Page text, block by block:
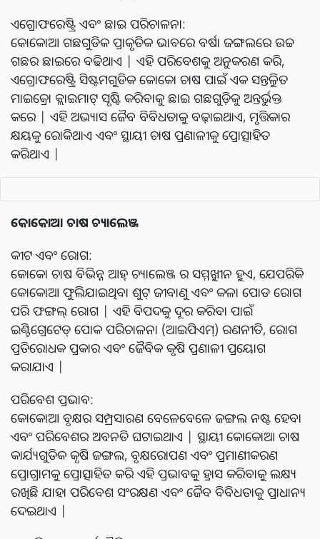
ଏଗ୍ରୋଫରେଷ୍ଟ୍ରି ଏବଂ ଛାଇ ପରିଚାଳନା:
କୋକୋଆ ଗଛଗୁଡିକ ପ୍ରାକୃତିକ ଭାବରେ ବର୍ଷା ଜଙ୍ଗଲରେ ଉଚ୍ଚ
ଗଛର ଛାଇରେ ବଢିଥାଏ | ଏହି ପରିବେଶକୁ ଅନୁକରଣ କରି,
ଏଗ୍ରୋଫରେଷ୍ଟ୍ରି ସିଷ୍ଟମଗୁଡିକ କୋକୋ ଚାଷ ପାଇଁ ଏକ ସନ୍ତୁଳିତ
ମାଇକ୍ରୋ କ୍ଲାଇମାଟ୍ ସୃଷ୍ଟି କରିବାକୁ ଛାଇ ଗଛଗୁଡ଼ିକୁ ଅନ୍ତର୍ଭୁକ୍ତ
କରେ | ଏହି ଅଭ୍ୟାସ ଜୈବ ବିବିଧତାକୁ ବଢ଼ାଇଥାଏ, ମୃତ୍ତିକାର
କ୍ଷୟକୁ ରୋକିଥାଏ ଏବଂ ସ୍ଥାୟୀ ଚାଷ ପ୍ରଣାଳୀକୁ ପ୍ରୋତ୍ସାହିତ
କରିଥାଏ |
କୋକୋଆ ଚାଷ ଚ୍ୟାଲେଞ୍ଜ
କୀଟ ଏବଂ ରୋଗ:
କୋକୋ ଚାଷ ବିଭିନ୍ନ ଆହ୍ ଚ୍ୟାଲେଞ୍ଜ ର ସମ୍ମୁଖୀନ ହୁଏ, ଯେପରିକି
କୋକୋଆ ଫୁଲିଯାଇଥିବା ଶୁଟ୍ ଜୀବାଣୁ ଏବଂ କଳା ପୋଡ ରୋଗ
ପରି ଫଙ୍ଗଲ୍ ରୋଗ | ଏହି ବିପଦକୁ ଦୂର କରିବା ପାଇଁ
ଇଣ୍ଟିଗ୍ରେଟେଡ୍ ପୋକ ପରିଚାଳନା (ଆଇପିଏମ୍) ରଣନୀତି, ରୋଗ
ପ୍ରତିରୋଧକ ପ୍ରକାର ଏବଂ ଜୈବିକ କୃଷି ପ୍ରଣାଳୀ ପ୍ରୟୋଗ
କରାଯାଏ |
ପରିବେଶ ପ୍ରଭାବ:
କୋକୋଆ ବୃକ୍ଷର ସମ୍ପ୍ରସାରଣ ବେଳେବେଳେ ଜଙ୍ଗଲ ନଷ୍ଟ ହେବା
ଏବଂ ପରିବେଶର ଅବନତି ଘଟାଇଥାଏ | ସ୍ଥାୟୀ କୋକୋଆ ଚାଷ
କାର୍ଯ୍ୟଗୁଡିକ କୃଷି ଜଙ୍ଗଲ, ବୃକ୍ଷରୋପଣ ଏବଂ ପ୍ରମାଣୀକରଣ
ପ୍ରୋଗ୍ରାମକୁ ପ୍ରୋତ୍ସାହିତ କରି ଏହି ପ୍ରଭାବକୁ ହ୍ରାସ କରିବାକୁ ଲକ୍ଷ୍ୟ
ରଖିଛି ଯାହା ପରିବେଶ ସଂରକ୍ଷଣ ଏବଂ ଜୈବ ବିବିଧତାକୁ ପ୍ରାଧାନ୍ୟ
ଦେଇଥାଏ |